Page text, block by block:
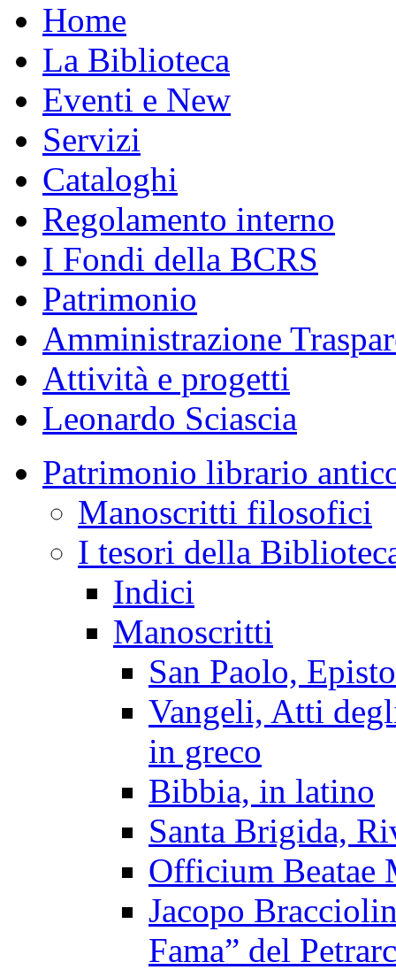
Home
La Biblioteca
Eventi e New
Servizi
Cataloghi
Regolamento interno
I Fondi della BCRS
Patrimonio
Amministrazione
Attività e progetti
Leonardo Sciascia
Patrimonio librario
Manoscritti filosofici
I tesori della
Indici
Manoscritti
San Paolo,
Vangeli, Atti
in greco
Bibbia, in latino
Santa Brigida,
Officium Beatae
Jacopo
Fama” del